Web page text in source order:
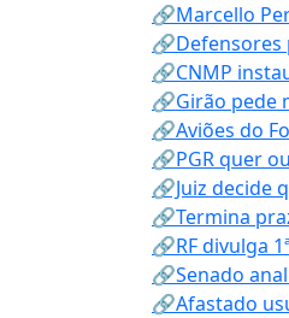
🔗Marcello
🔗Defensores
🔗CNMP
🔗Girão pede
🔗Aviões do
🔗PGR quer
🔗Juiz decide
🔗Termina
🔗RF divulga
🔗Senado
🔗Afastado